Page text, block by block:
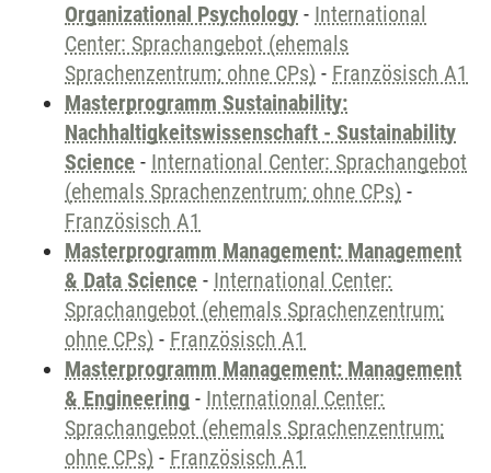
Organizational Psychology - International
Center: Sprachangebot (ehemals
Sprachenzentrum; ohne CPs) - Französisch A1
Masterprogramm Sustainability:
Nachhaltigkeitswissenschaft - Sustainability
Science - International Center: Sprachangebot
(ehemals Sprachenzentrum; ohne CPs) -
Französisch A1
Masterprogramm Management: Management
& Data Science - International Center:
Sprachangebot (ehemals Sprachenzentrum;
ohne CPs) - Französisch A1
Masterprogramm Management: Management
& Engineering - International Center:
Sprachangebot (ehemals Sprachenzentrum;
ohne CPs) - Französisch A1